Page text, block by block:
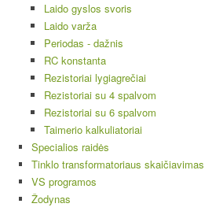
Laido gyslos svoris
Laido varža
Periodas - dažnis
RC konstanta
Rezistoriai lygiagrečiai
Rezistoriai su 4 spalvom
Rezistoriai su 6 spalvom
Taimerio kalkuliatoriai
Specialios raidės
Tinklo transformatoriaus skaičiavimas
VS programos
Žodynas